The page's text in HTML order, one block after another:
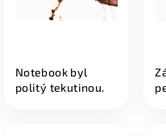
Notebook byl
politý tekutinou.